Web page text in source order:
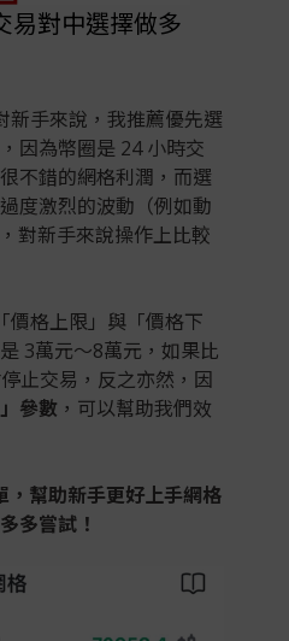
易對中選擇做多
新手來說，我推薦優先選
因為幣圈是 24 小時交
不錯的網格利潤，而選
度激烈的波動（例如動
對新手來說操作上比較
價格上限」與「價格下
3萬元～8萬元，如果比
止交易，反之亦然，因
參數 ，可以幫助我們效
，幫助新手更好上手網格
多嘗試！